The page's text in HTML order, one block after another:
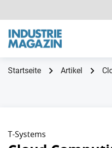
Startseite Artikel
T-Systems